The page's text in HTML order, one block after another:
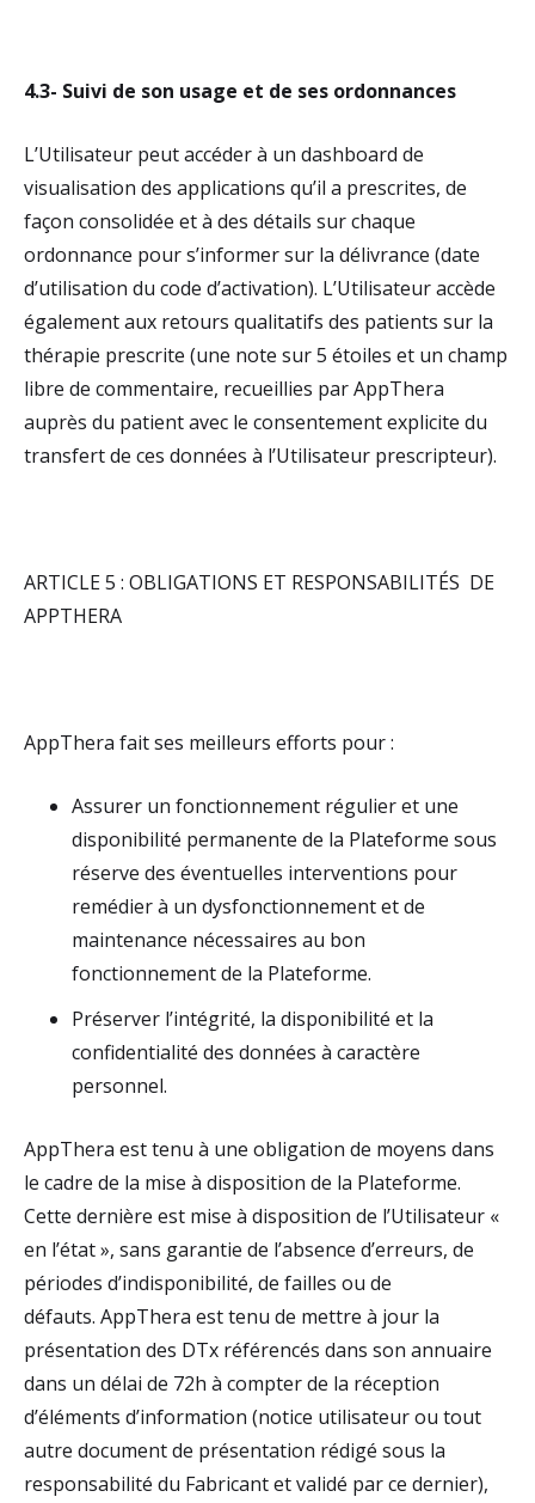
4.3- Suivi de son usage et de ses ordonnances
L’Utilisateur peut accéder à un dashboard de
visualisation des applications qu’il a prescrites, de
façon consolidée et à des détails sur chaque
ordonnance pour s’informer sur la délivrance (date
d’utilisation du code d’activation). L’Utilisateur accède
également aux retours qualitatifs des patients sur la
thérapie prescrite (une note sur 5 étoiles et un champ
libre de commentaire, recueillies par AppThera
auprès du patient avec le consentement explicite du
transfert de ces données à l’Utilisateur prescripteur).
ARTICLE 5 : OBLIGATIONS ET RESPONSABILITÉS DE
APPTHERA
AppThera fait ses meilleurs efforts pour :
Assurer un fonctionnement régulier et une
disponibilité permanente de la Plateforme sous
réserve des éventuelles interventions pour
remédier à un dysfonctionnement et de
maintenance nécessaires au bon
fonctionnement de la Plateforme.
Préserver l’intégrité, la disponibilité et la
confidentialité des données à caractère
personnel.
AppThera est tenu à une obligation de moyens dans
le cadre de la mise à disposition de la Plateforme.
Cette dernière est mise à disposition de l’Utilisateur «
en l’état », sans garantie de l’absence d’erreurs, de
périodes d’indisponibilité, de failles ou de
défauts. AppThera est tenu de mettre à jour la
présentation des DTx référencés dans son annuaire
dans un délai de 72h à compter de la réception
d’éléments d’information (notice utilisateur ou tout
autre document de présentation rédigé sous la
responsabilité du Fabricant et validé par ce dernier),